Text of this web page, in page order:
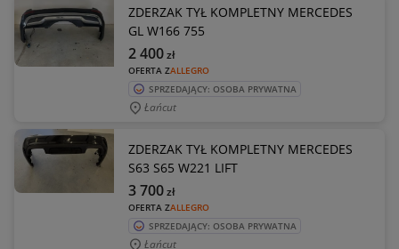
ZDERZAK TYŁ KOMPLETNY MERCEDES
GL W166 755
OFERTA ZALLEGRO
2 400zł
SPRZEDAJĄCY: OSOBA PRYWATNA
Łańcut
ZDERZAK TYŁ KOMPLETNY MERCEDES
S63 S65 W221 LIFT
OFERTA ZALLEGRO
3 700zł
SPRZEDAJĄCY: OSOBA PRYWATNA
Łańcut